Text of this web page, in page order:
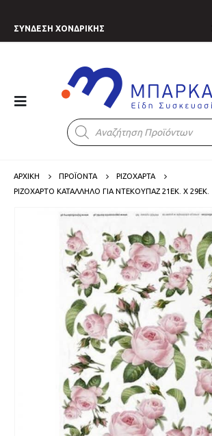
ΣΥΝΔΕΣΗ ΧΟΝΔΡΙΚΗΣ
Products
search
ΑΡΧΙΚΗ ΠΡΟΪΟΝΤΑ
ΡΙΖΟΧΑΡΤΑ
ΡΙΖΌΧΑΡΤΟ ΚΑΤΆΛΛΗΛΟ ΓΙΑ ΝΤΕΚΟΥΠΆΖ 21ΕΚ. Χ 29ΕΚ.